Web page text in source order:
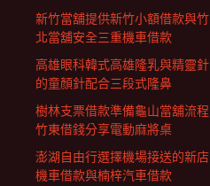
新竹當舖提供新竹小額借款與竹
北當舖安全三重機車借款
高雄眼科韓式高雄隆乳與精靈針
的童顏針配合三段式隆鼻
樹林支票借款準備龜山當舖流程
竹東借錢分享電動麻將桌
澎湖自由行選擇機場接送的新店
機車借款與楠梓汽車借款